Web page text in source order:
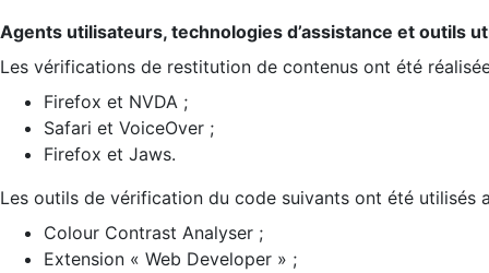
Agents utilisateurs, technologies d’assistance et outils
Les vérifications de restitution de contenus ont été
Firefox et NVDA ;
Safari et VoiceOver ;
Firefox et Jaws.
Les outils de vérification du code suivants ont été utilisés
Colour Contrast Analyser ;
Extension « Web Developer » ;